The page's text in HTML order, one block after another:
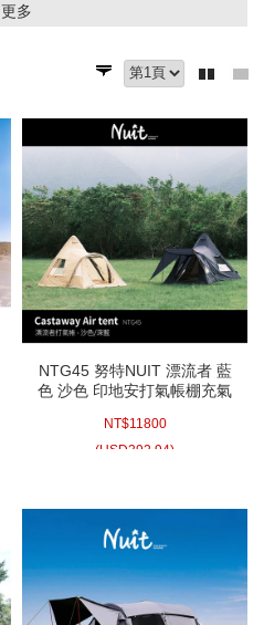
更衣衛浴帳、行動馬桶
側邊布/帳篷配件類
調節片、調節拉繩
三角旗、裝飾旗、戶外玩具
營柱-180下
營柱-280上
防雷帽、橡膠球
裝備袋-帳篷、充氣床、推車
裝備袋-燈具
更多
NTG45 努特NUIT 漂流者 藍
色 沙色 印地安打氣帳棚充氣
廳帳全封底防蚊蟲防蛇
NT$11800
(USD392.94)